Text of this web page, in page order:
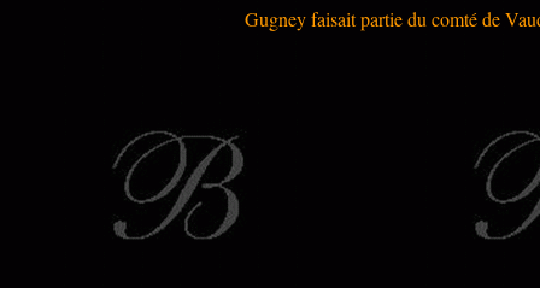
Gugney faisait partie du comté de